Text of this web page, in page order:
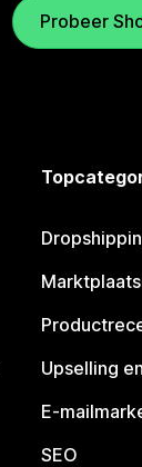
Probeer
Upselling
E-
SEO